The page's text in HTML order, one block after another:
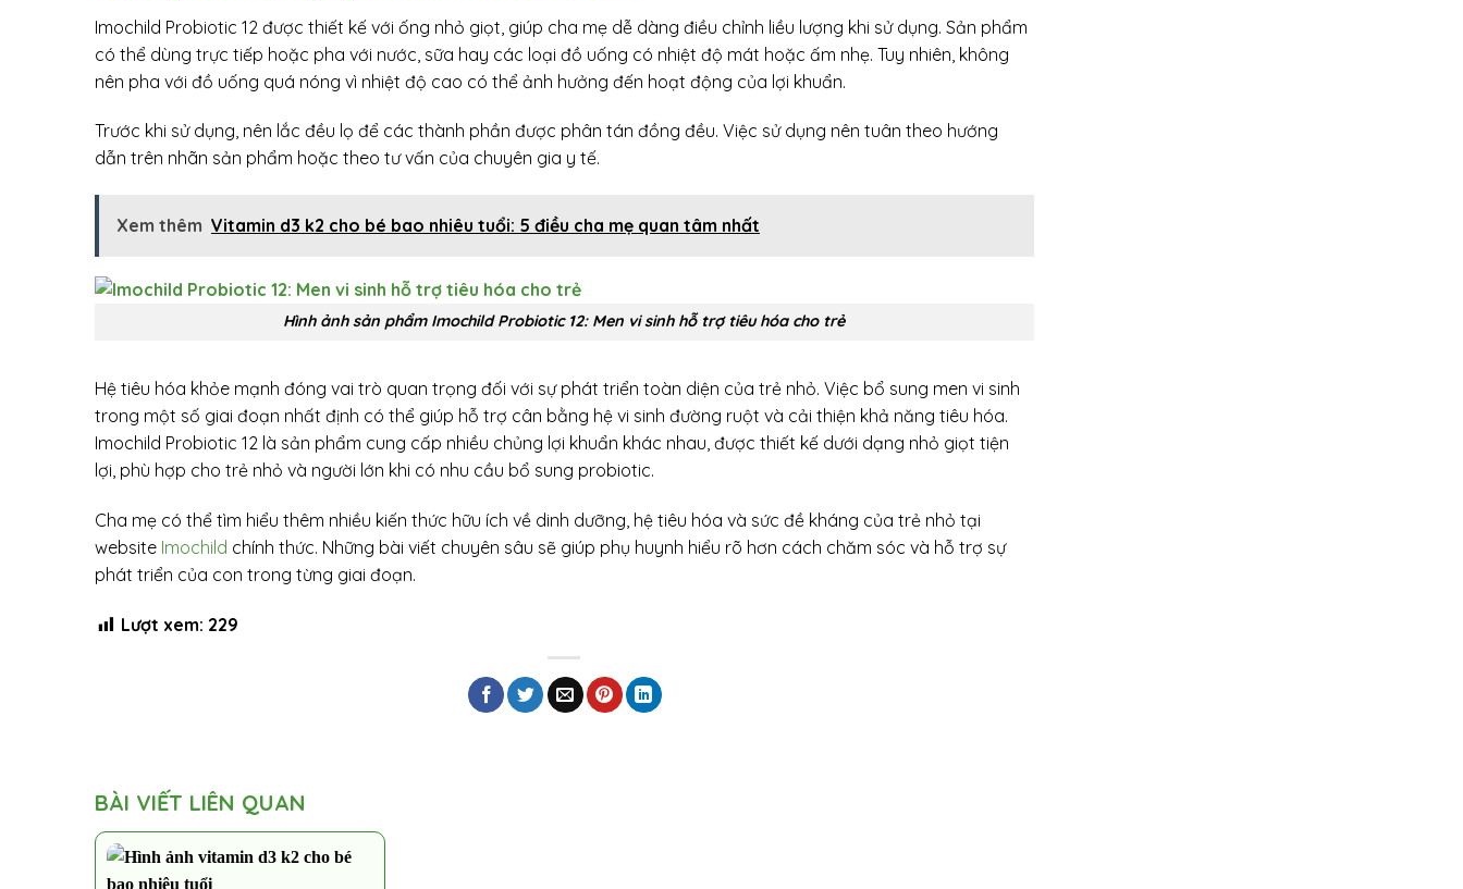
Imochild Probiotic 12 được thiết kế với ống nhỏ giọt, giúp cha mẹ dễ dàng điều chỉnh liều lượng khi sử dụng. Sản phẩm
có thể dùng trực tiếp hoặc pha với nước, sữa hay các loại đồ uống có nhiệt độ mát hoặc ấm nhẹ. Tuy nhiên, không
nên pha với đồ uống quá nóng vì nhiệt độ cao có thể ảnh hưởng đến hoạt động của lợi khuẩn.
Trước khi sử dụng, nên lắc đều lọ để các thành phần được phân tán đồng đều. Việc sử dụng nên tuân theo hướng
dẫn trên nhãn sản phẩm hoặc theo tư vấn của chuyên gia y tế.
Xem thêm Vitamin d3 k2 cho bé bao nhiêu tuổi: 5 điều cha mẹ quan tâm nhất
Hình ảnh sản phẩm Imochild Probiotic 12: Men vi sinh hỗ trợ tiêu hóa cho trẻ
Hệ tiêu hóa khỏe mạnh đóng vai trò quan trọng đối với sự phát triển toàn diện của trẻ nhỏ. Việc bổ sung men vi sinh
trong một số giai đoạn nhất định có thể giúp hỗ trợ cân bằng hệ vi sinh đường ruột và cải thiện khả năng tiêu hóa.
Imochild Probiotic 12 là sản phẩm cung cấp nhiều chủng lợi khuẩn khác nhau, được thiết kế dưới dạng nhỏ giọt tiện
lợi, phù hợp cho trẻ nhỏ và người lớn khi có nhu cầu bổ sung probiotic.
Cha mẹ có thể tìm hiểu thêm nhiều kiến thức hữu ích về dinh dưỡng, hệ tiêu hóa và sức đề kháng của trẻ nhỏ tại
website Imochild chính thức. Những bài viết chuyên sâu sẽ giúp phụ huynh hiểu rõ hơn cách chăm sóc và hỗ trợ sự
phát triển của con trong từng giai đoạn.
Lượt xem: 229
BÀI VIẾT LIÊN QUAN